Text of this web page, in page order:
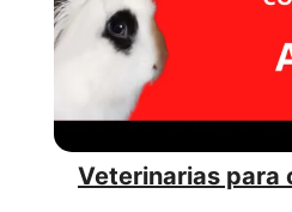
Veterinarias para